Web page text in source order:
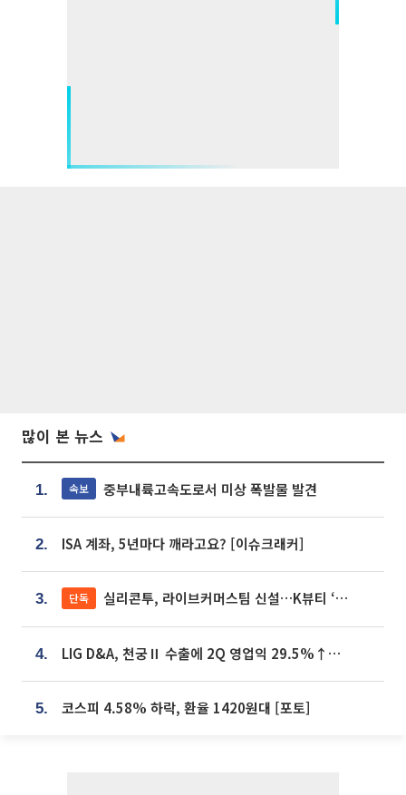
많이 본 뉴스
1. 속보 중부내륙고속도로서 미상 폭발물 발견
2. ISA 계좌, 5년마다 깨라고요? [이슈크래커]
3. 단독 실리콘투, 라이브커머스팀 신설…K뷰티 ‘글로벌 판매망’ 확대[K뷰티 라방戰]
4. LIG D&A, 천궁Ⅱ 수출에 2Q 영업익 29.5%↑…수주잔고 24.6조 [종합]
5. 코스피 4.58% 하락, 환율 1420원대 [포토]